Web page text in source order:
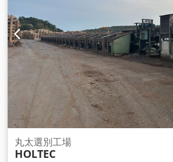
気ヒーターを含む。2)ロ ータリーチュー
10600mm、高さ：1600mm（+400mm/
イブを含む幅：2200mm 、冷却ゾーンX/
700mm/3500mm、冷却タイプ：水回路
御：1.1U-4.3U/min、排出口：ロータリ
8200kg。3) 排気フィルター：排気ファン
集塵機を含み、耐熱温度250℃。制御シ
用シーメンスシステム制 御、3x HMI、
び制御キャビネット。スペアパーツ、搬送
装置などの各種付属品を含む。システム
ナルの梱包のままです。写真は製造場所
文書あり。現地調査可能。
丸太選別工場
HOLTEC